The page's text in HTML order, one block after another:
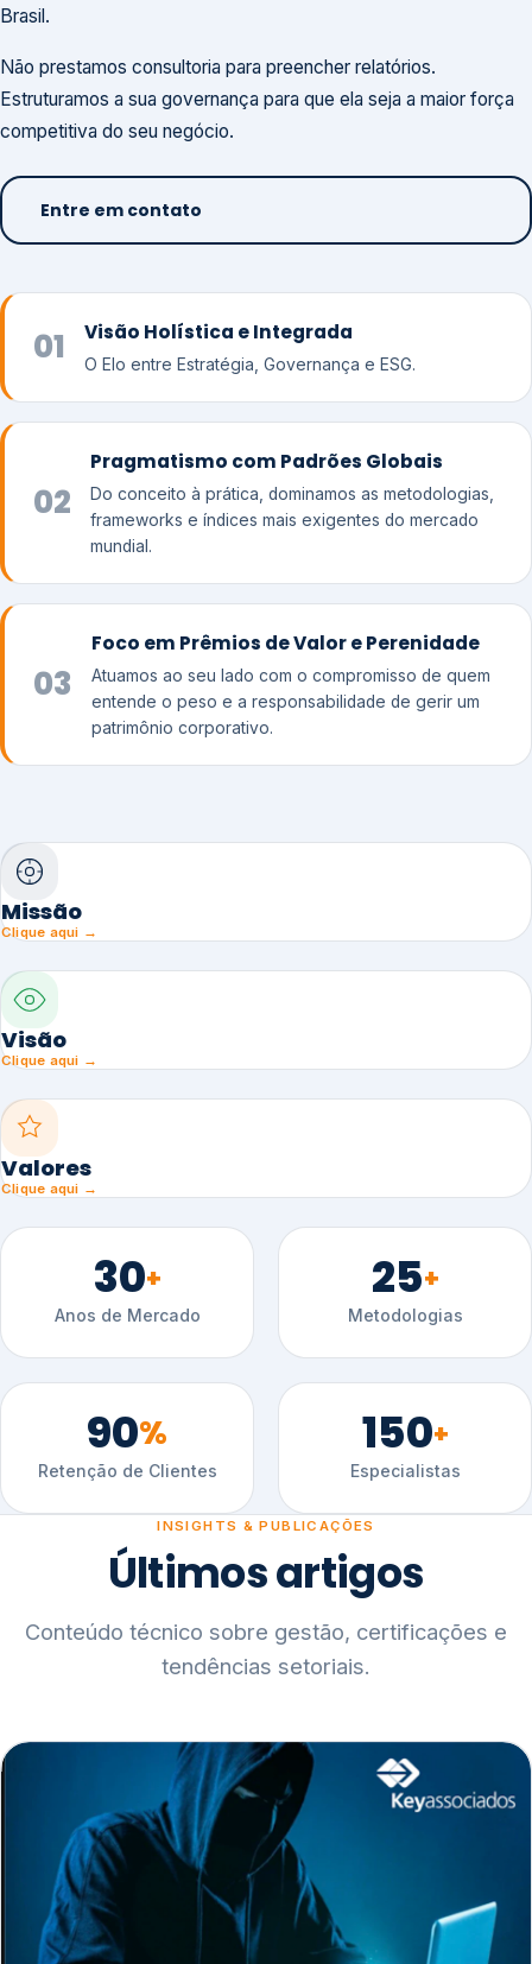
Brasil.
Não prestamos consultoria para preencher relatórios.
Estruturamos a sua governança para que ela seja a maior força
competitiva do seu negócio.
Entre em contato
01 Visão Holística e Integrada
O Elo entre Estratégia, Governança e ESG.
02
Pragmatismo com Padrões Globais
Do conceito à prática, dominamos as metodologias,
frameworks e índices mais exigentes do mercado
mundial.
03
Foco em Prêmios de Valor e Perenidade
Atuamos ao seu lado com o compromisso de quem
entende o peso e a responsabilidade de gerir um
patrimônio corporativo.
Missão
Clique aqui →
Visão
Clique aqui →
Valores
Clique aqui →
30+
Anos de Mercado
25+
Metodologias
90%
Retenção de Clientes
150+
Especialistas
INSIGHTS & PUBLICAÇÕES
Últimos artigos
Conteúdo técnico sobre gestão, certificações e
tendências setoriais.